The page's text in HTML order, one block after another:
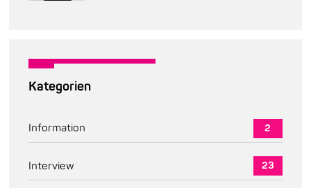
Kategorien
Information 2
Interview 23